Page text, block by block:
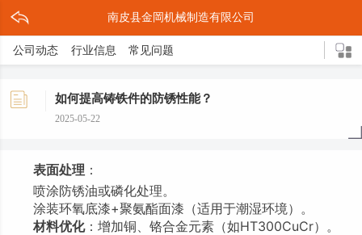
南皮县金岡机械制造有限公司
公司动态 行业信息 常见问题
如何提高铸铁件的防锈性能？
2025-05-22
表面处理 ：
喷涂防锈油或磷化处理。
涂装环氧底漆+聚氨酯面漆（适用于潮湿环境）。
材料优化：增加铜、铬合金元素（如HT300CuCr）。